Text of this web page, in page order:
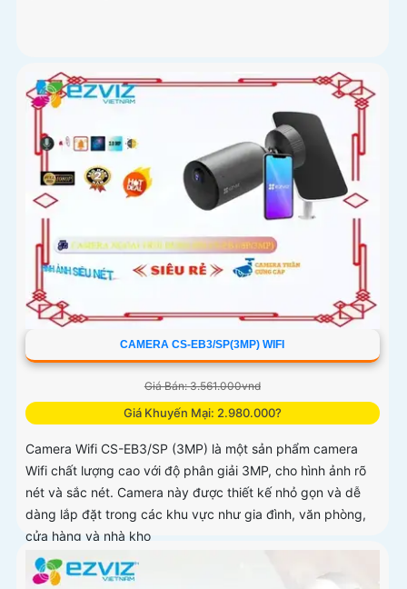
CAMERA CS-EB3/SP(3MP) WIFI
Giá Bán: 3.561.000vnd
Giá Khuyến Mại: 2.980.000?
Camera Wifi CS-EB3/SP (3MP) là một sản phẩm camera
Wifi chất lượng cao với độ phân giải 3MP, cho hình ảnh rõ
nét và sắc nét. Camera này được thiết kế nhỏ gọn và dễ
dàng lắp đặt trong các khu vực như gia đình, văn phòng,
cửa hàng và nhà kho